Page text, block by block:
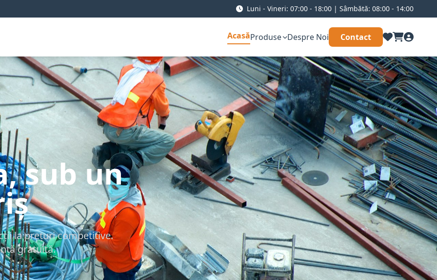
Luni - Vineri: 07:00 - 18:00 | Sâmbătă: 08:00 - 14:00
AcasăProduse Despre Noi Contact
sub un
la prețuri competitive.
gratuită.